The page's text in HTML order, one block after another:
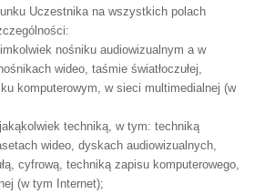
Uczestnika na wszystkich polach
nośniku audiowizualnym a w
wideo, taśmie światłoczułej,
komputerowym, w sieci multimedialnej (w
jakąkolwiek techniką, w tym: techniką
wideo, dyskach audiowizualnych,
cyfrową, techniką zapisu komputerowego,
(w tym Internet);